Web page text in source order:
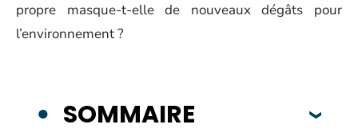
propre masque-t-elle de nouveaux dégâts pour
l’environnement ?
SOMMAIRE